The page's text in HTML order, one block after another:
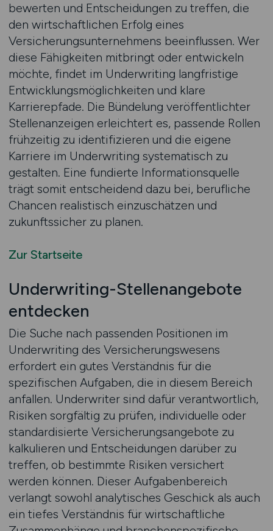
bewerten und Entscheidungen zu treffen, die
den wirtschaftlichen Erfolg eines
Versicherungsunternehmens beeinflussen. Wer
diese Fähigkeiten mitbringt oder entwickeln
möchte, findet im Underwriting langfristige
Entwicklungsmöglichkeiten und klare
Karrierepfade. Die Bündelung veröffentlichter
Stellenanzeigen erleichtert es, passende Rollen
frühzeitig zu identifizieren und die eigene
Karriere im Underwriting systematisch zu
gestalten. Eine fundierte Informationsquelle
trägt somit entscheidend dazu bei, berufliche
Chancen realistisch einzuschätzen und
zukunftssicher zu planen.
Zur Startseite
Underwriting-Stellenangebote
entdecken
Die Suche nach passenden Positionen im
Underwriting des Versicherungswesens
erfordert ein gutes Verständnis für die
spezifischen Aufgaben, die in diesem Bereich
anfallen. Underwriter sind dafür verantwortlich,
Risiken sorgfältig zu prüfen, individuelle oder
standardisierte Versicherungsangebote zu
kalkulieren und Entscheidungen darüber zu
treffen, ob bestimmte Risiken versichert
werden können. Dieser Aufgabenbereich
verlangt sowohl analytisches Geschick als auch
ein tiefes Verständnis für wirtschaftliche